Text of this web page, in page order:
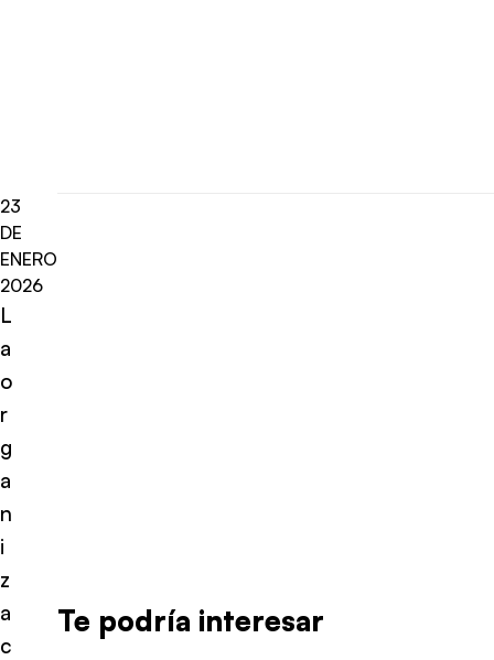
23
DE
ENERO
2026
L
a
o
r
g
a
n
i
z
a
c
Te podría interesar